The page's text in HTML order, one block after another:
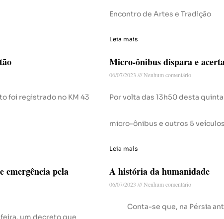
Encontro de Artes e Tradição
Leia mais
foi registrado no KM 43
Micro-ônibus dispara e
06/07/2023 Nenhum comentário
Por volta das 13h50 desta
micro-ônibus e outros 5
Leia mais
emergência pela
um decreto que
A história da humanidade
06/07/2023 Nenhum comentário
Conta-se que, na Pérsia